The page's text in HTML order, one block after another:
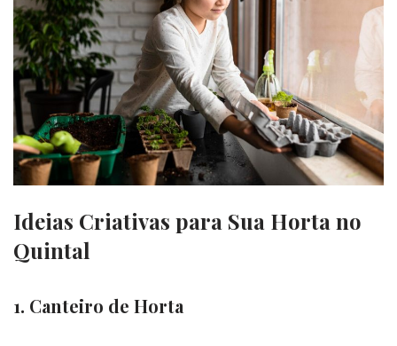
Ideias Criativas para Sua Horta no
Quintal
1. Canteiro de Horta